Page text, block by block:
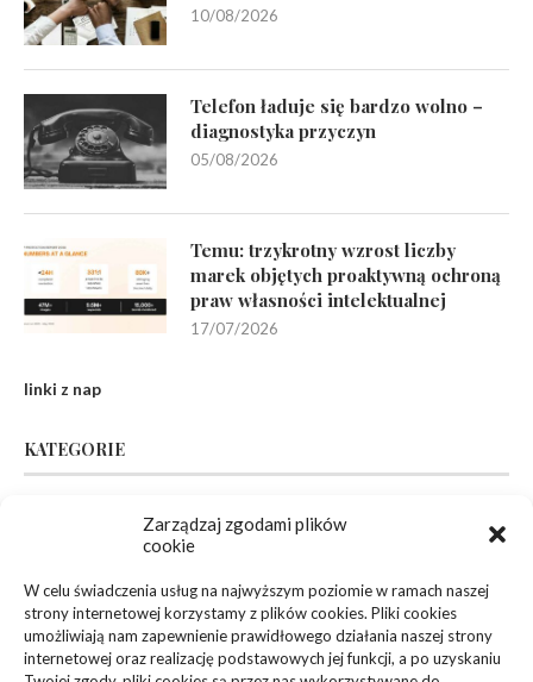
Zarządzaj zgodami plików
cookie
W celu świadczenia usług na najwyższym poziomie w ramach naszej
strony internetowej korzystamy z plików cookies. Pliki cookies
umożliwiają nam zapewnienie prawidłowego działania naszej strony
internetowej oraz realizację podstawowych jej funkcji, a po uzyskaniu
10/08/2026
Telefon ładuje się bardzo wolno –
diagnostyka przyczyn
05/08/2026
Temu: trzykrotny wzrost liczby
marek objętych proaktywną ochroną
praw własności intelektualnej
17/07/2026
linki z nap
KATEGORIE
(95)
Dom, Ogród
Zdrowie, Medycyna